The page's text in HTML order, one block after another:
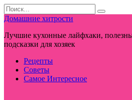
Перейти
к
контенту
Search
for:
Домашние хитрости
Лучшие кухонные лайфхаки,
подсказки для хозяек
Рецепты
Советы
Самое Интересное